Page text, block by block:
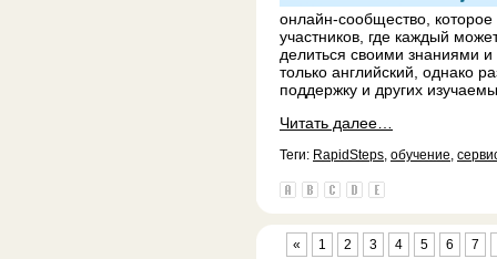
онлайн-сообщество,
участников, где каждый
делиться своими знаниями
только английский, однако
поддержку и других
Читать далее…
Теги: RapidSteps, обучение,
« 1 2 3 4 5 6 7